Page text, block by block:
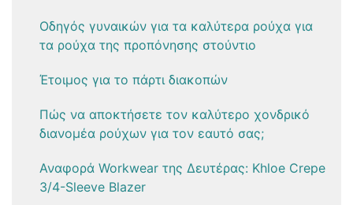
Οδηγός γυναικών για τα καλύτερα ρούχα για
τα ρούχα της προπόνησης στούντιο
Έτοιμος για το πάρτι διακοπών
Πώς να αποκτήσετε τον καλύτερο χονδρικό
διανομέα ρούχων για τον εαυτό σας;
Αναφορά Workwear της Δευτέρας: Khloe Crepe
3/4-Sleeve Blazer